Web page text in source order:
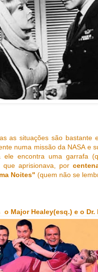
as situações são bastante
numa missão da NASA e
encontra uma garrafa
aprisionava, por
Noites" (quem não se
o Major Healey(esq.) e o Dr.